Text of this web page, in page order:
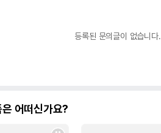
등록된 문의글이 없습니다.
은 어떠신가요?